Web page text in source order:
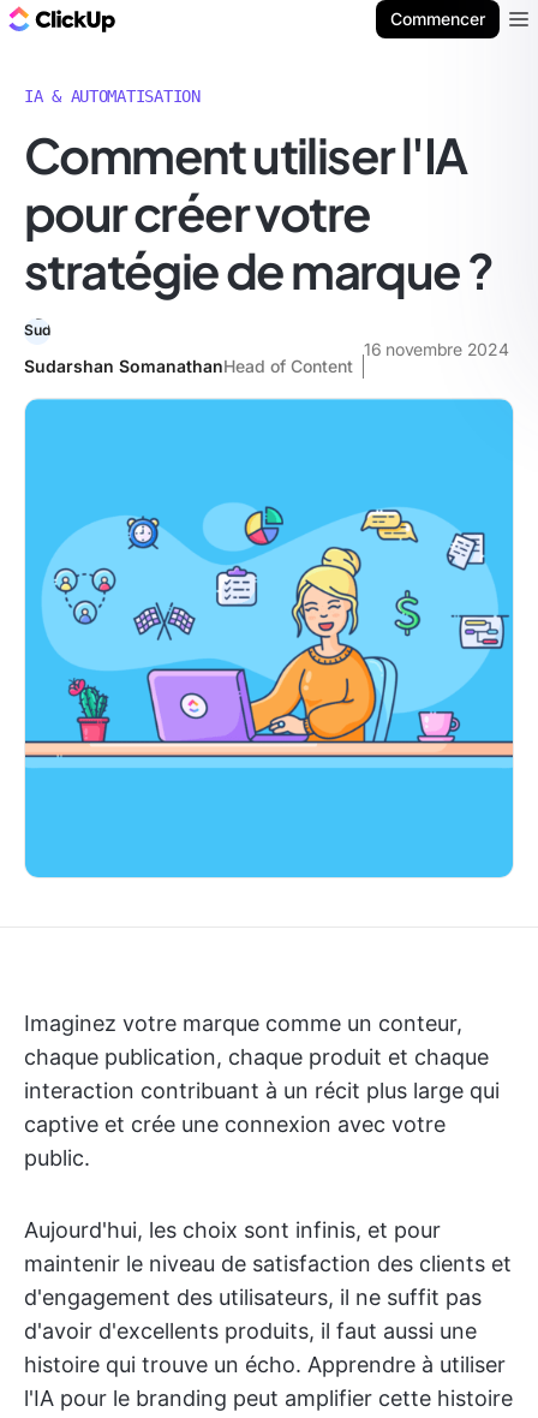
Commencer
IA & AUTOMATISATION
Comment utiliser l'IA
pour créer votre
stratégie de marque ?
Sudarshan SomanathanHead of Content
16 novembre 2024
Imaginez votre marque comme un conteur,
chaque publication, chaque produit et chaque
interaction contribuant à un récit plus large qui
captive et crée une connexion avec votre
public.
Aujourd'hui, les choix sont infinis, et pour
maintenir le niveau de satisfaction des clients et
d'engagement des utilisateurs, il ne suffit pas
d'avoir d'excellents produits, il faut aussi une
histoire qui trouve un écho. Apprendre à utiliser
l'IA pour le branding peut amplifier cette histoire